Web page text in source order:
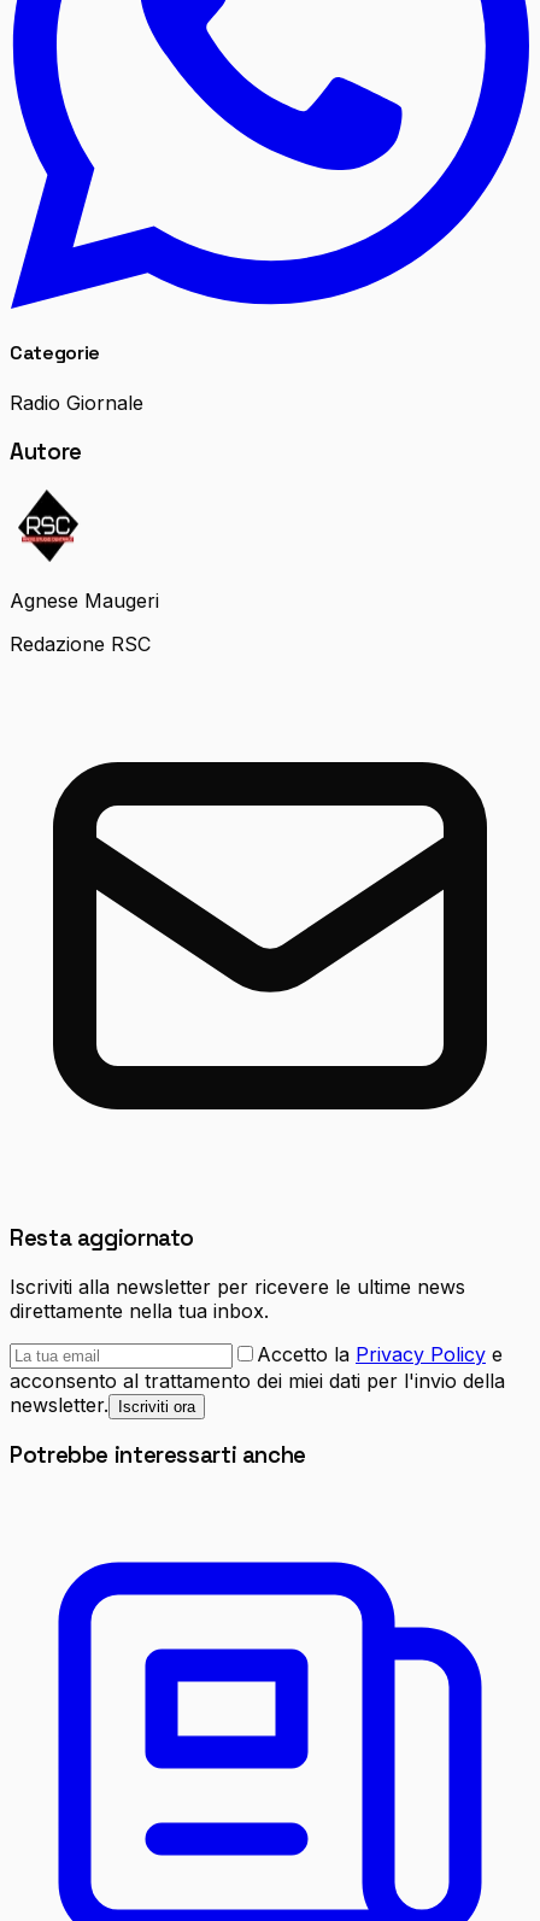
Categorie
Radio Giornale
Autore
Agnese Maugeri
Redazione RSC
Resta aggiornato
Iscriviti alla newsletter per ricevere le ultime news
direttamente nella tua inbox.
Accetto la Privacy Policy e
acconsento al trattamento dei miei dati per l'invio della
newsletter.
Iscriviti ora
Potrebbe interessarti anche